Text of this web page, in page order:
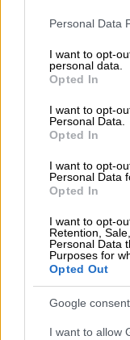
Please note that
not limited to your
grant or deny
use your data for
consent section.
Personal Data
I want to opt-
personal data.
Opted In
I want to opt-
Personal Data.
Opted In
I want to opt-
Personal Data
Opted In
I want to opt-
Retention,
Personal Data
Purposes for
Opted Out
Google
I want to allow
βρίσκεται σε
υπενθυμίζει
να λαμβάνουν
ασφάλεια των
μεριμνούν
νομοθεσία- να
καθηκόντων
λάβουν
εργαζόμενους
εξωτερικούς
Οι όποιες
Επιθεώρηση